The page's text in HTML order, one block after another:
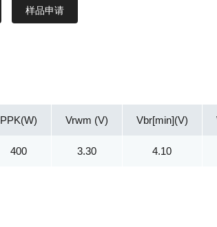
样品申请
PPK(W)
400
Vrwm (V)
3.30
Vbr[min](V)
4.10